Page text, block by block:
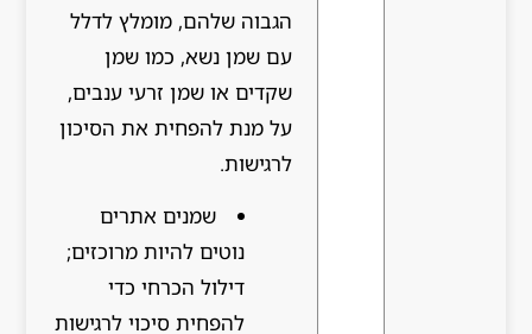
הגבוה שלהם, מומלץ לדלל
עם שמן נשא, כמו שמן
שקדים או שמן זרעי ענבים,
על מנת להפחית את הסיכון
לרגישות.
שמנים אתרים
נוטים להיות מרוכזים;
דילול הכרחי כדי
להפחית סיכוי לרגישות